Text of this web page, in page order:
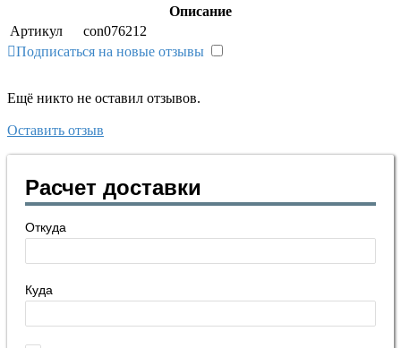
Описание
Артикул
con076212
Подписаться на новые отзывы
Ещё никто не оставил отзывов.
Оставить отзыв
Расчет доставки
Откуда
Куда